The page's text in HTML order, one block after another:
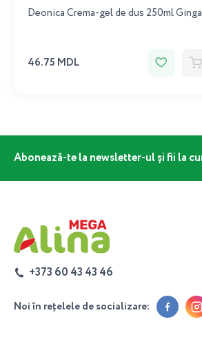
Deonica Crema-gel de dus 250ml
46.75 MDL
Abonează-te la newsletter-ul și fii la
+373 60 43 43 46
Noi în rețelele de socializare: